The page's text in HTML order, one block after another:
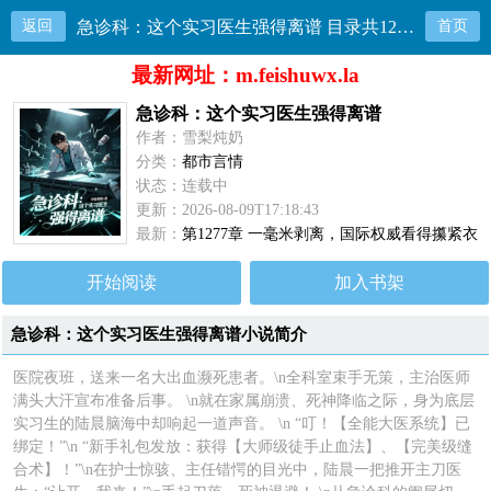
返回 急诊科：这个实习医生强得离谱 目录共1277章 首页
最新网址：m.feishuwx.la
急诊科：这个实习医生强得离谱
作者：雪梨炖奶
分类：都市言情
状态：连载中
更新：2026-08-09T17:18:43
最新：第1277章 一毫米剥离，国际权威看得攥紧衣
角
开始阅读 加入书架
急诊科：这个实习医生强得离谱小说简介
医院夜班，送来一名大出血濒死患者。\n全科室束手无策，主治医师
满头大汗宣布准备后事。 \n就在家属崩溃、死神降临之际，身为底层
实习生的陆晨脑海中却响起一道声音。 \n “叮！【全能大医系统】已
绑定！”\n “新手礼包发放：获得【大师级徒手止血法】、【完美级缝
合术】！”\n在护士惊骇、主任错愕的目光中，陆晨一把推开主刀医